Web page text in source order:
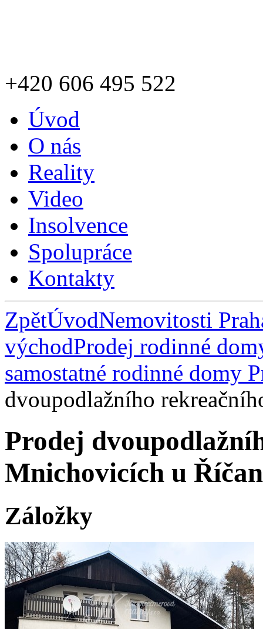
+420 606 495 522
Úvod
O nás
Reality
Video
Insolvence
Spolupráce
Kontakty
ZpětÚvodNemovitosti
východProdej rodinné
samostatné rodinné domy
dvoupodlažního
Prodej
Mnichovicích u Říčan
Záložky